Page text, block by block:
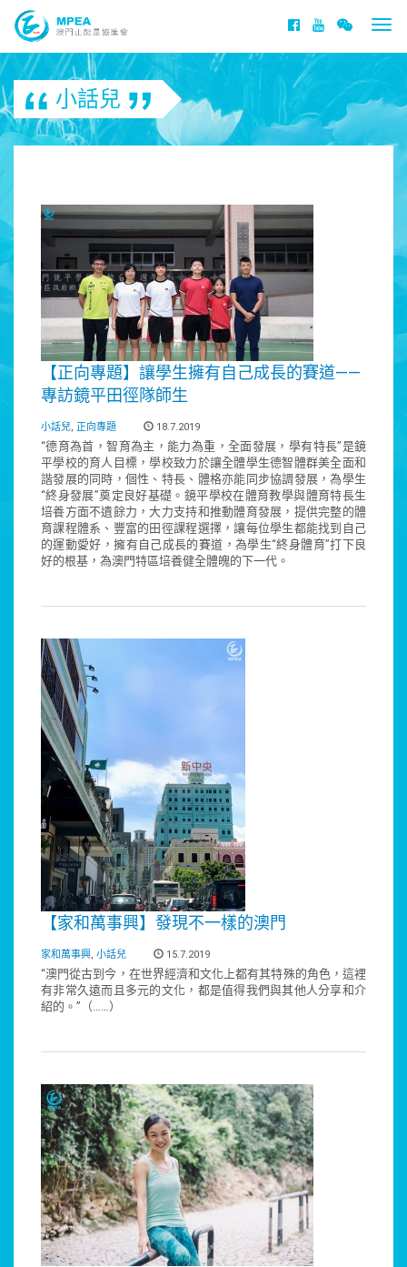
小話兒
【正向專題】讓學生擁有自己成長的賽道——
專訪鏡平田徑隊師生
小話兒, 正向專題 18.7.2019
“德育為首，智育為主，能力為重，全面發展，學有特長”是鏡
平學校的育人目標，學校致力於讓全體學生德智體群美全面和
諧發展的同時，個性、特長、體格亦能同步協調發展，為學生
“終身發展”奠定良好基礎。鏡平學校在體育教學與體育特長生
培養方面不遺餘力，大力支持和推動體育發展，提供完整的體
育課程體系、豐富的田徑課程選擇，讓每位學生都能找到自己
的運動愛好，擁有自己成長的賽道，為學生“終身體育”打下良
好的根基，為澳門特區培養健全體魄的下一代。
【家和萬事興】發現不一樣的澳門
家和萬事興, 小話兒 15.7.2019
“澳門從古到今，在世界經濟和文化上都有其特殊的角色，這裡
有非常久遠而且多元的文化，都是值得我們與其他人分享和介
紹的。”（……）